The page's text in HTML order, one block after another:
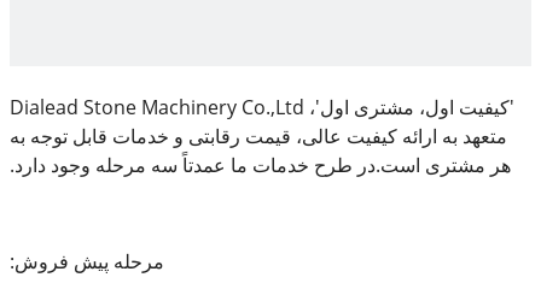
'کیفیت اول، مشتری اول'، Dialead Stone Machinery Co.,Ltd
متعهد به ارائه کیفیت عالی، قیمت رقابتی و خدمات قابل توجه به
هر مشتری است.در طرح خدمات ما عمدتاً سه مرحله وجود دارد.
مرحله پیش فروش: